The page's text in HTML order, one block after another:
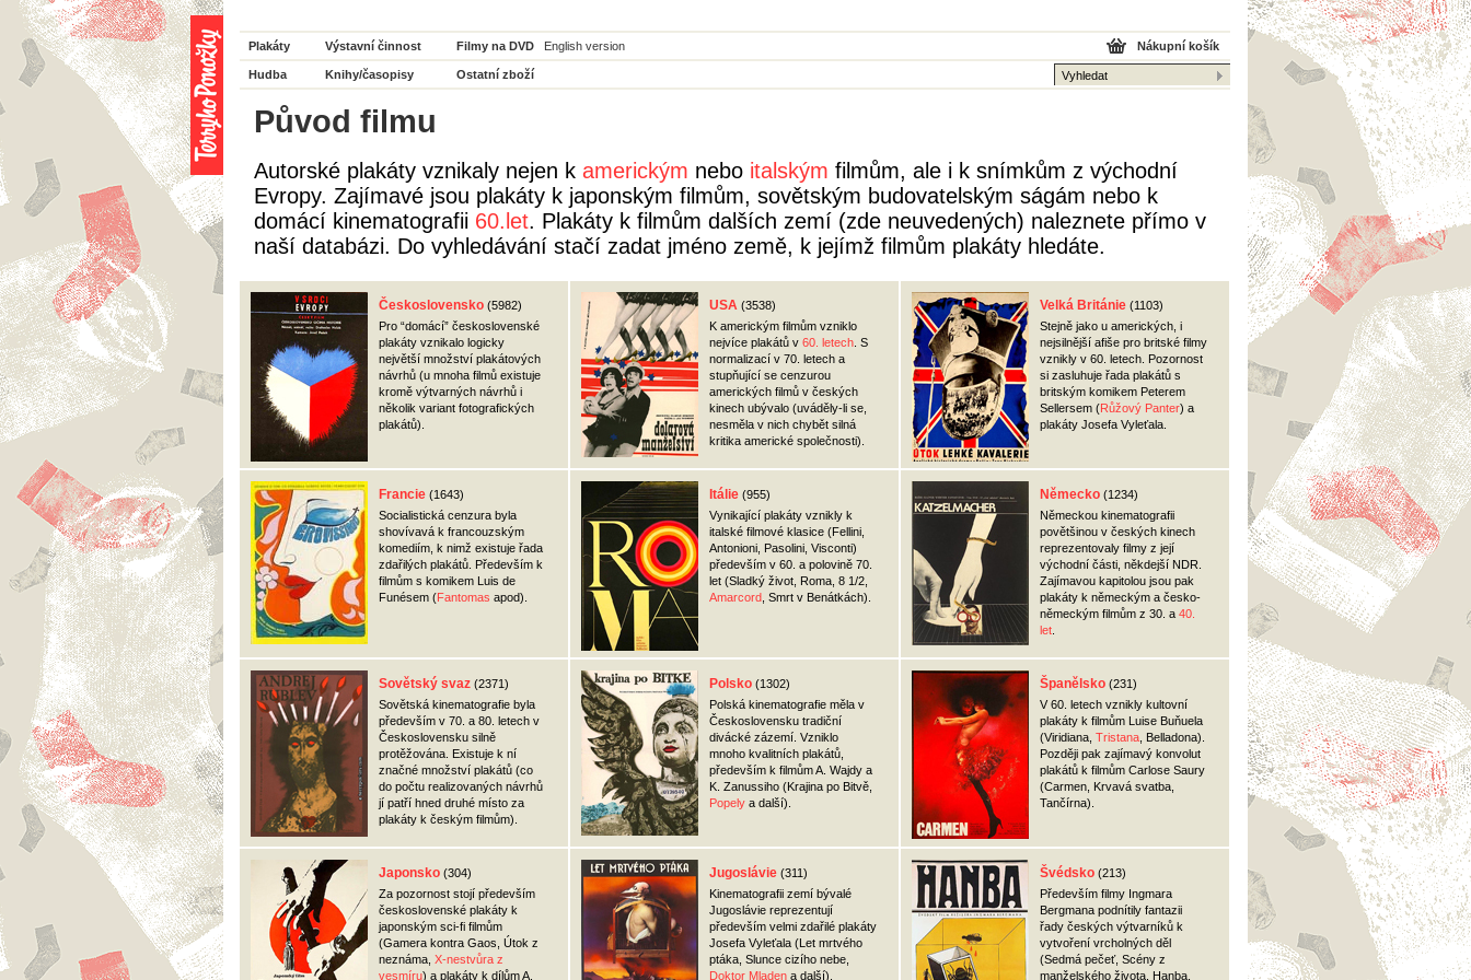
Plakáty Výstavní činnost Filmy na DVD English version
Hudba Knihy/časopisy Ostatní zboží
Nákupní košík
Původ filmu
Autorské plakáty vznikaly nejen k americkým nebo italským filmům, ale i k snímkům z východní
Evropy. Zajímavé jsou plakáty k japonským filmům, sovětským budovatelským ságám nebo k
domácí kinematografii 60.let. Plakáty k filmům dalších zemí (zde neuvedených) naleznete přímo v
naší databázi. Do vyhledávání stačí zadat jméno země, k jejímž filmům plakáty hledáte.
Československo (5982)
Pro “domácí” československé
plakáty vznikalo logicky
největší množství plakátových
návrhů (u mnoha filmů existuje
kromě výtvarných návrhů i
několik variant fotografických
plakátů).
USA (3538)
K americkým filmům vzniklo
nejvíce plakátů v 60. letech . S
normalizací v 70. letech a
stupňující se cenzurou
amerických filmů v českých
kinech ubývalo (uváděly-li se,
nesměla v nich chybět silná
kritika americké společnosti).
Velká Británie (1103)
Stejně jako u amerických, i
nejsilnější afiše pro britské filmy
vznikly v 60. letech. Pozornost
si zasluhuje řada plakátů s
britským komikem Peterem
Sellersem (Růžový Panter) a
plakáty Josefa Vyleťala.
Francie (1643)
Socialistická cenzura byla
shovívavá k francouzským
komediím, k nimž existuje řada
zdařilých plakátů. Především k
filmům s komikem Luis de
Funésem (Fantomas apod).
Itálie (955)
Vynikající plakáty vznikly k
italské filmové klasice (Fellini,
Antonioni, Pasolini, Visconti)
především v 60. a polovině 70.
let (Sladký život, Roma, 8 1/2,
Amarcord , Smrt v Benátkách).
Německo (1234)
Německou kinematografii
povětšinou v českých kinech
reprezentovaly filmy z její
východní části, někdejší NDR
Zajímavou kapitolou jsou pak
plakáty k německým a česko-
německým filmům z 30. a 40.
let
Sovětský svaz (2371)
Sovětská kinematografie byla
především v 70. a 80. letech v
Československu silně
protěžována. Existuje k ní
značné množství plakátů (co
do počtu realizovaných návrhů
jí patří hned druhé místo za
plakáty k českým filmům).
Polsko (1302)
Polská kinematografie měla v
Československu tradiční
divácké zázemí. Vzniklo
mnoho kvalitních plakátů,
především k filmům A. Wajdy a
K. Zanussiho (Krajina po Bitvě,
Popely a další).
Španělsko (231)
V 60. letech vznikly kultovní
plakáty k filmům Luise Buňuela
(Viridiana, Tristana , Belladona).
Později pak zajímavý konvolut
plakátů k filmům Carlose Saury
(Carmen, Krvavá svatba,
Tančírna).
Japonsko (304)
Za pozornost stojí především
československé plakáty k
japonským sci-fi filmům
(Gamera kontra Gaos, Útok z
neznáma, X-nestvůra z
vesmíru) a plakáty k dílům A.
Jugoslávie (311)
Kinematografii zemí bývalé
Jugoslávie reprezentují
především velmi zdařilé plakáty
Josefa Vyleťala (Let mrtvého
ptáka, Slunce cizího nebe,
Doktor Mladen a další).
Švédsko (213)
Především filmy Ingmara
Bergmana podnítily fantazii
řady českých výtvarníků k
vytvoření vrcholných děl
(Sedmá pečeť, Scény z
manželského života, Hanba,